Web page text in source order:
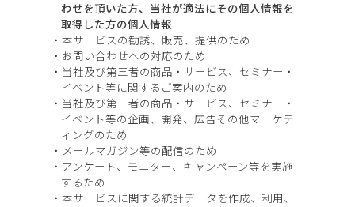
わせを頂いた方、当社が適法にその個人情報を
取得した方の個人情報
本サービスの勧誘、販売、提供のため
お問い合わせへの対応のため
当社及び第三者の商品・サービス、セミナー・
イベント等に関するご案内のため
当社及び第三者の商品・サービス、セミナー・
イベント等の企画、開発、広告その他マーケテ
ィングのため
メールマガジン等の配信のため
アンケート、モニター、キャンペーン等を実施
するため
本サービスに関する統計データを作成、利用、